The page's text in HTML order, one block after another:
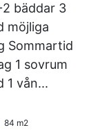
bäddar 3
möjliga
Sommartid
1 sovrum
1 vån...
84 m2